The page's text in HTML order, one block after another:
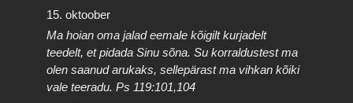
15. oktoober
Ma hoian oma jalad eemale kõigilt kurjadelt
teedelt, et pidada Sinu sõna. Su korraldustest ma
olen saanud arukaks, sellepärast ma vihkan kõiki
vale teeradu. Ps 119:101,104